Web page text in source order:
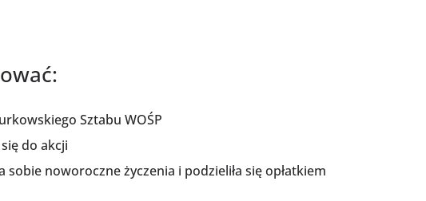
Sztabu WOŚP
do akcji
sobie noworoczne życzenia i podzieliła się opłatkiem